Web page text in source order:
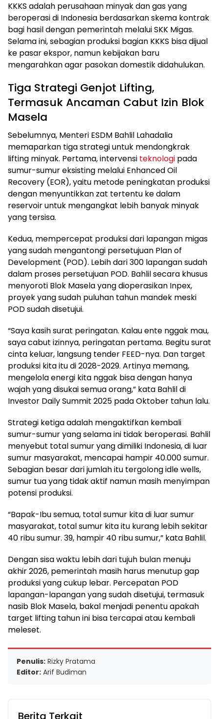
KKKS adalah perusahaan minyak dan gas yang
beroperasi di Indonesia berdasarkan skema kontrak
bagi hasil dengan pemerintah melalui SKK Migas.
Selama ini, sebagian produksi bagian KKKS bisa dijual
ke pasar ekspor, namun kebijakan baru
mengarahkan agar pasokan domestik didahulukan.
Tiga Strategi Genjot Lifting,
Termasuk Ancaman Cabut Izin Blok
Masela
Sebelumnya, Menteri ESDM Bahlil Lahadalia
memaparkan tiga strategi untuk mendongkrak
lifting minyak. Pertama, intervensi teknologi pada
sumur-sumur eksisting melalui Enhanced Oil
Recovery (EOR), yaitu metode peningkatan produksi
dengan menyuntikkan zat tertentu ke dalam
reservoir untuk mengangkat lebih banyak minyak
yang tersisa.
Kedua, mempercepat produksi dari lapangan migas
yang sudah mengantongi persetujuan Plan of
Development (POD). Lebih dari 300 lapangan sudah
dalam proses persetujuan POD. Bahlil secara khusus
menyoroti Blok Masela yang dioperasikan Inpex,
proyek yang sudah puluhan tahun mandek meski
POD sudah disetujui.
“Saya kasih surat peringatan. Kalau ente nggak mau,
saya cabut izinnya, peringatan pertama. Begitu surat
cinta keluar, langsung tender FEED-nya. Dan target
produksi kita itu di 2028-2029. Artinya memang,
mengelola energi kita nggak bisa dengan hanya
wajah yang disukai semua orang,” kata Bahlil di
Investor Daily Summit 2025 pada Oktober tahun lalu.
Strategi ketiga adalah mengaktifkan kembali
sumur-sumur yang selama ini tidak beroperasi. Bahlil
menyebut total sumur yang dimiliki Indonesia, di luar
sumur masyarakat, mencapai hampir 40.000 sumur.
Sebagian besar dari jumlah itu tergolong idle wells,
sumur tua yang tidak aktif namun masih menyimpan
potensi produksi.
“Bapak-Ibu semua, total sumur kita di luar sumur
masyarakat, total sumur kita itu kurang lebih sekitar
40 ribu sumur. 39, hampir 40 ribu sumur,” kata Bahlil.
Dengan sisa waktu lebih dari tujuh bulan menuju
akhir 2026, pemerintah masih harus menutup gap
produksi yang cukup lebar. Percepatan POD
lapangan-lapangan yang sudah disetujui, termasuk
nasib Blok Masela, bakal menjadi penentu apakah
target lifting tahun ini bisa tercapai atau kembali
meleset.
Penulis: Rizky Pratama
Editor: Arif Budiman
Berita Terkait